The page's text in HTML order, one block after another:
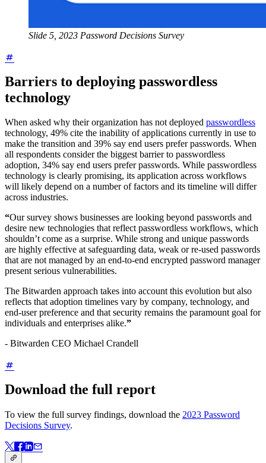
Slide 5, 2023 Password Decisions Survey
Barriers to deploying passwordless
technology
When asked why their organization has not deployed passwordless
technology, 49% cite the inability of applications currently in use to
make the transition and 39% say end users prefer passwords. When
all respondents consider the biggest barrier to passwordless
adoption, 34% say end users prefer passwords. While passwordless
technology is clearly promising, its application across workflows
will likely depend on a number of factors and its timeline will differ
across industries.
“Our survey shows businesses are looking beyond passwords and
desire new technologies that reflect passwordless workflows, which
shouldn’t come as a surprise. While strong and unique passwords
are highly effective at safeguarding data, weak or re-used passwords
that are not managed by an end-to-end encrypted password manager
present serious vulnerabilities.
The Bitwarden approach takes into account this evolution but also
reflects that adoption timelines vary by company, technology, and
end-user preference and that security remains the paramount goal for
individuals and enterprises alike.”
- Bitwarden CEO Michael Crandell
Download the full report
To view the full survey findings, download the 2023 Password
Decisions Survey.